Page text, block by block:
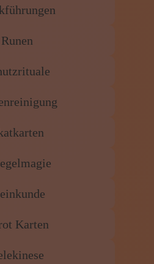
Runen
Karten